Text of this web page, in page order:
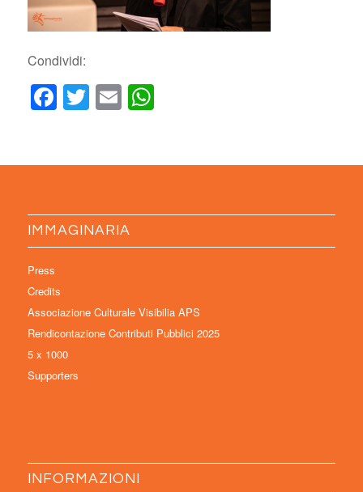
Condividi:
Facebook
Twitter
EmailWhatsApp
IMMAGINARIA
Press
Credits
Associazione Culturale Visibilia APS
Rendicontazione Contributi Pubblici 2025
5 x 1000
Supporters
INFORMAZIONI